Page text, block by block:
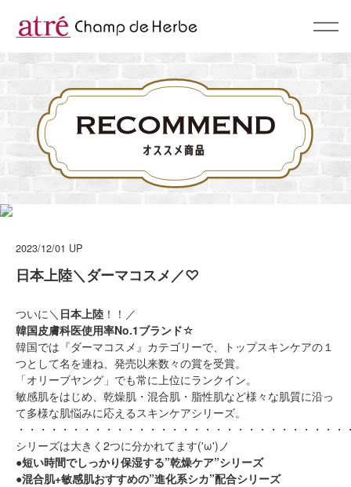
About
コンセプト
BrandList
ブランド一覧
Campaign & News
Recommend
スタッフおすすめ
Shop
ショップリスト
Recruit
採用情報
2023/12/01 UP
日本上陸＼ダーマコスメ／♡
ついに＼ 日本上陸 ！！／
韓国皮膚科医使用率No.1ブランド☆
韓国では『ダーマコスメ』カテゴリーで、トップスキンケアの１
つとして名を連ね、発売以来数々の賞を受賞。
「オリーブヤング」でも常に上位にランクイン。
敏感肌をはじめ、乾燥肌・混合肌・脂性肌など様々な肌質に沿っ
て多様な肌悩みに応えるスキンケアシリーズ。
・・・・・・・・・・・・・・・・・・・・・・・・・・・・・
シリーズは大きく2つに分かれてます('ω')ノ
●短い時間でしっかり保湿する”乾燥ケア”シリーズ
●混合肌+敏感肌おすすめの”進化系シカ”配合シリーズ